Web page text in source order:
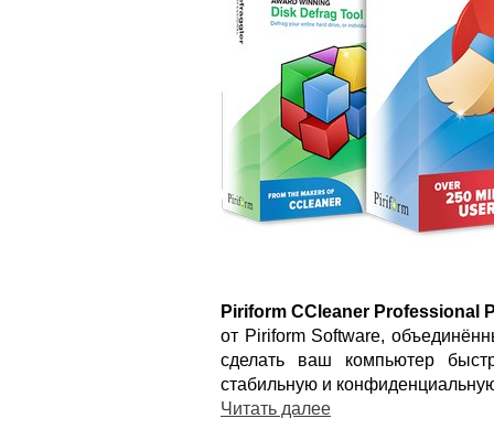
Piriform CCleaner Professional
от Piriform Software,
сделать ваш компьютер
стабильную и
Читать далее